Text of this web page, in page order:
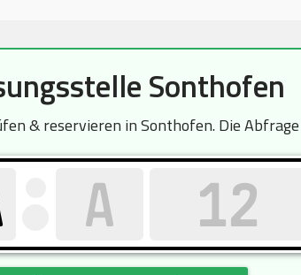
Sonthofen
& reservieren in Sonthofen. Die